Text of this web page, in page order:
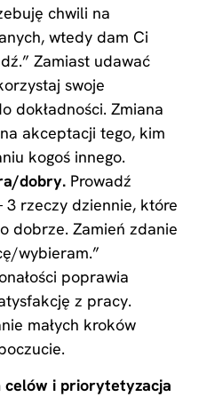
chwili na
wtedy dam Ci
Zamiast udawać
swoje
dokładności. Zmiana
akceptacji tego, kim
kogoś innego.
dobry. Prowadź
3 rzeczy dziennie, które
dobrze. Zamień zdanie
wybieram.”
poprawia
z pracy.
małych kroków
i priorytetyzacja